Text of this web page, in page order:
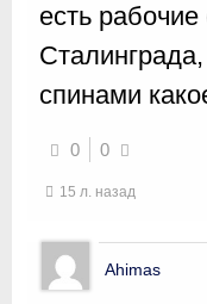
есть
спинами
0 0
15 л. назад
Ahimas